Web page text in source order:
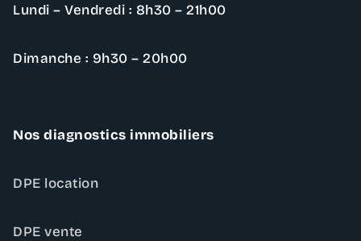
Lundi – Vendredi : 8h30 – 21h00
Dimanche : 9h30 – 20h00
Nos diagnostics immobiliers
DPE location
DPE vente